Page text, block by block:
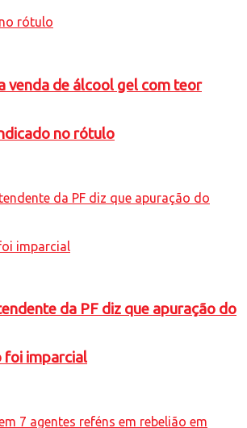
venda de álcool gel com teor
no rótulo
da PF diz que apuração do
foi imparcial